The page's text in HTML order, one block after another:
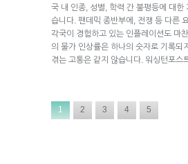
국 내 인종, 성별, 학력 간 불평등에 대한
습니다. 팬데믹 종반부에, 전쟁 등 다른
각국이 경험하고 있는 인플레이션도 마
의 물가 인상률은 하나의 숫자로 기록되
겪는 고통은 같지 않습니다. 워싱턴포스
1 2 3 4 5